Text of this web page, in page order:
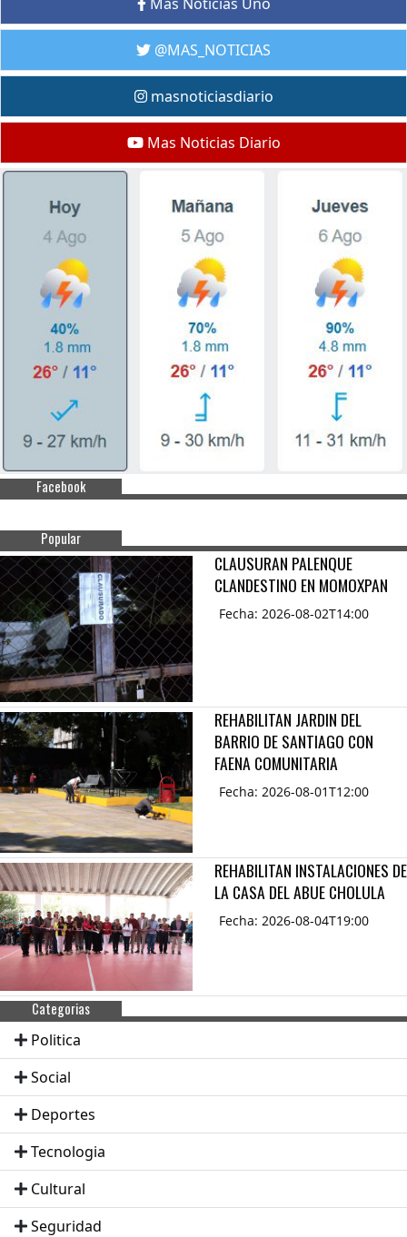
@MAS_NOTICIAS
masnoticiasdiario
Mas Noticias Diario
Facebook
Popular
CLAUSURAN PALENQUE
CLANDESTINO EN MOMOXPAN
Fecha: 2026-08-02T14:00
REHABILITAN JARDIN DEL
BARRIO DE SANTIAGO CON
FAENA COMUNITARIA
Fecha: 2026-08-01T12:00
REHABILITAN INSTALACIONES DE
LA CASA DEL ABUE CHOLULA
Fecha: 2026-08-04T19:00
Categorias
Politica
Social
Deportes
Tecnologia
Cultural
Seguridad